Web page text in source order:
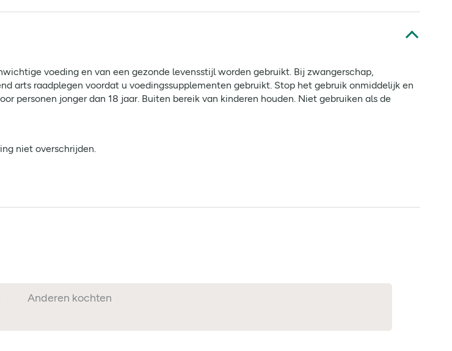
voeding en van een gezonde levensstijl worden gebruikt. Bij zwangerschap,
arts raadplegen voordat u voedingssupplementen gebruikt. Stop het gebruik onmiddelijk en
personen jonger dan 18 jaar. Buiten bereik van kinderen houden. Niet gebruiken als de
niet overschrijden.
Anderen kochten ook